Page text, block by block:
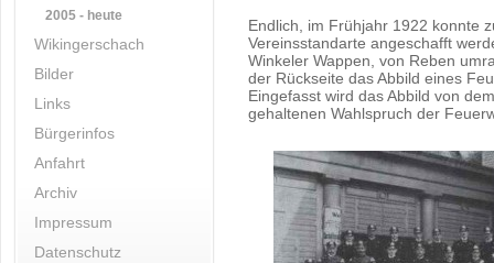
2005 - heute
Wikingerschach
Bilder
Links
Bürgerinfos
Anfahrt
Archiv
Impressum
Datenschutz
Endlich, im Frühjahr 1922 konnte
Vereinsstandarte angeschafft
Winkeler Wappen, von Reben
der Rückseite das Abbild eines
Eingefasst wird das Abbild von
gehaltenen Wahlspruch der